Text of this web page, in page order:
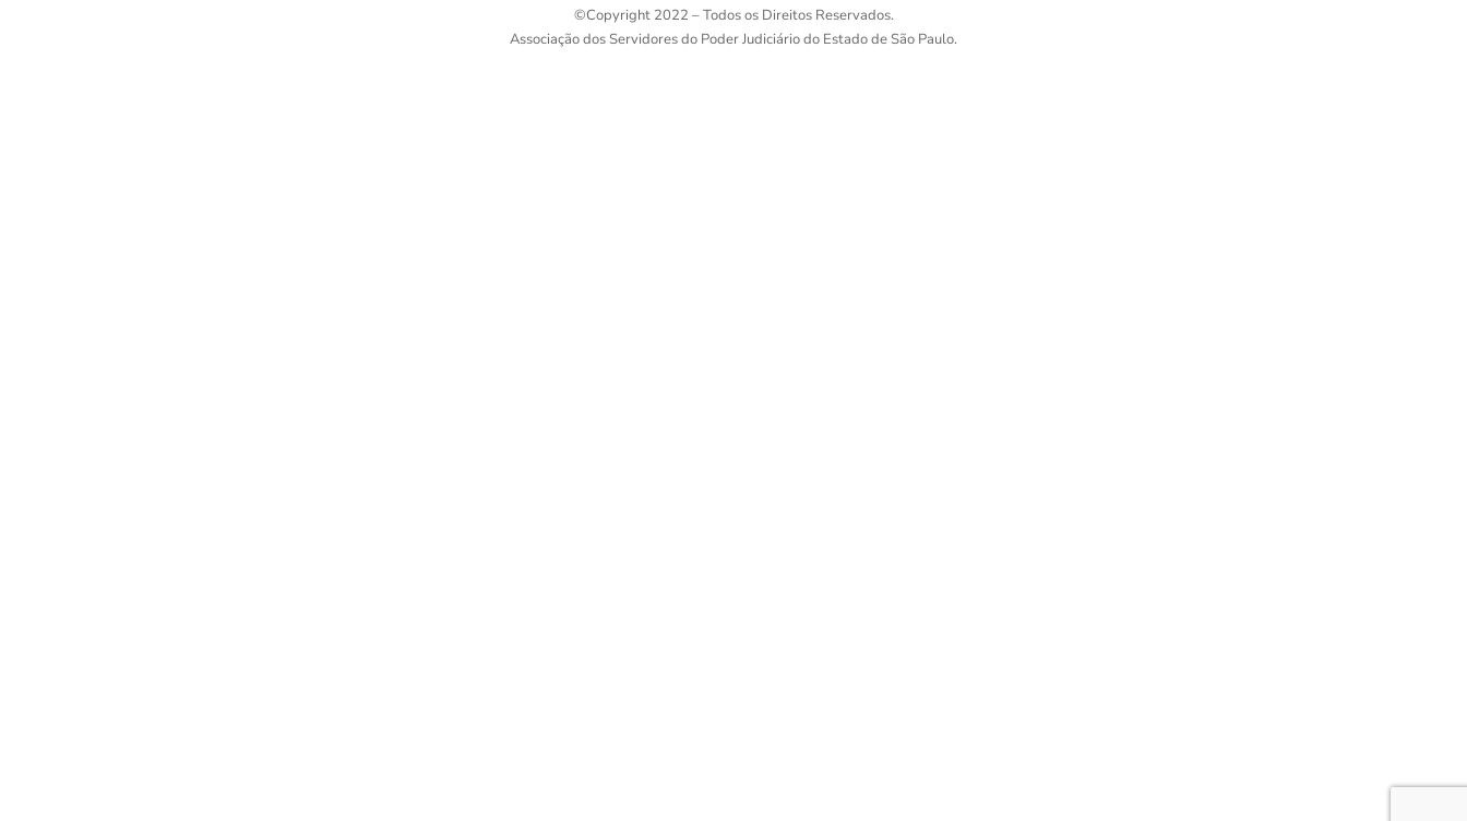
©Copyright 2022 – Todos os Direitos Reservados.
Associação dos Servidores do Poder Judiciário do Estado de São Paulo.